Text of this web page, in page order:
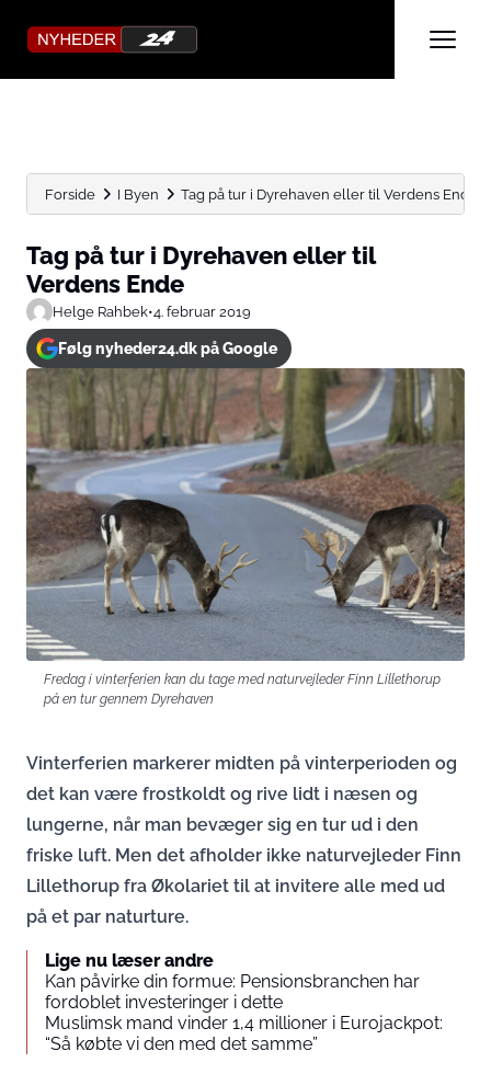
Forside I Byen Tag på tur i Dyrehaven eller til Verdens Ende
Tag på tur i Dyrehaven eller til
Verdens Ende
Helge Rahbek•4. februar 2019
Følg nyheder24.dk på Google
Fredag i vinterferien kan du tage med naturvejleder Finn Lillethorup
på en tur gennem Dyrehaven
Vinterferien markerer midten på vinterperioden og
det kan være frostkoldt og rive lidt i næsen og
lungerne, når man bevæger sig en tur ud i den
friske luft. Men det afholder ikke naturvejleder Finn
Lillethorup fra Økolariet til at invitere alle med ud
på et par naturture.
Lige nu læser andre
Kan påvirke din formue: Pensionsbranchen har
fordoblet investeringer i dette
Muslimsk mand vinder 1,4 millioner i Eurojackpot:
“Så købte vi den med det samme”